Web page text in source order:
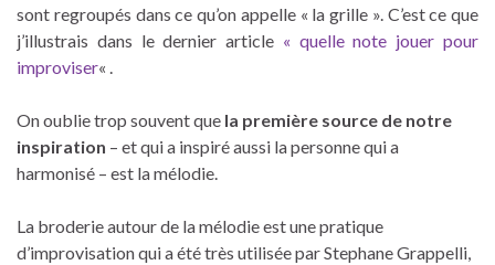
sont regroupés dans ce qu’on appelle « la grille ». C’est ce que
j’illustrais dans le dernier article « quelle note jouer pour
improviser« .
On oublie trop souvent que la première source de notre
inspiration – et qui a inspiré aussi la personne qui a
harmonisé – est la mélodie.
La broderie autour de la mélodie est une pratique
d’improvisation qui a été très utilisée par Stephane Grappelli,